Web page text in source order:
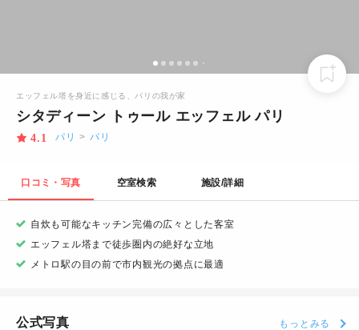
エッフェル塔を身近に感じる、パリの我が家
シタディーン トゥール エッフェル パリ
4.1 パリ > パリ
口コミ・写真 空室検索 施設/詳細
自炊も可能なキッチン完備の広々とした客室
エッフェル塔まで徒歩圏内の絶好な立地
メトロ駅の目の前で市内観光の拠点に最適
公式写真 もっとみる